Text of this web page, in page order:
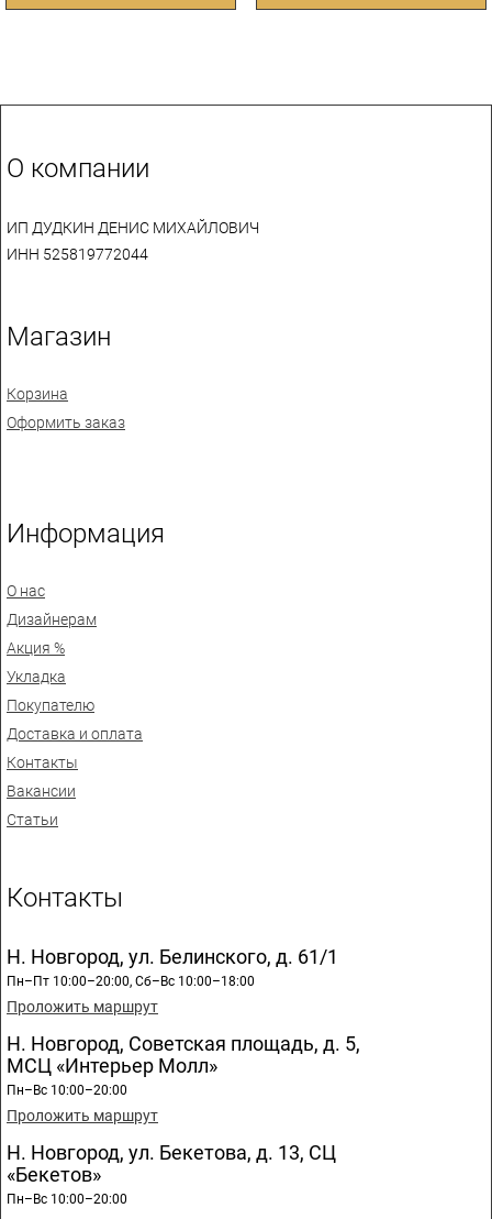
О компании
ИП ДУДКИН ДЕНИС МИХАЙЛОВИЧ
ИНН 525819772044
Магазин
Корзина
Оформить заказ
Информация
О нас
Дизайнерам
Акция %
Укладка
Покупателю
Доставка и оплата
Контакты
Вакансии
Статьи
Контакты
Н. Новгород, ул. Белинского, д. 61/1
Пн–Пт 10:00–20:00, Сб–Вс 10:00–18:00
Проложить маршрут
Н. Новгород, Советская площадь, д. 5,
МСЦ «Интерьер Молл»
Пн–Вс 10:00–20:00
Проложить маршрут
Н. Новгород, ул. Бекетова, д. 13, СЦ
«Бекетов»
Пн–Вс 10:00–20:00